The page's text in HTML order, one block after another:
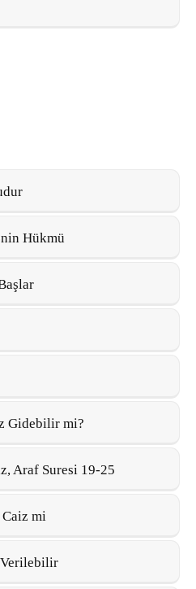
Hükmü
Gidebilir mi?
Araf Suresi 19-25
mi
Verilebilir